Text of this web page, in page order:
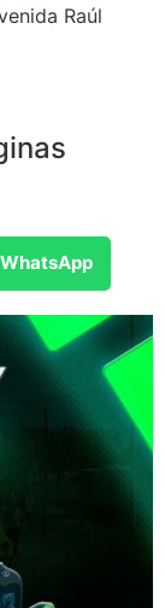
Raúl
WhatsApp